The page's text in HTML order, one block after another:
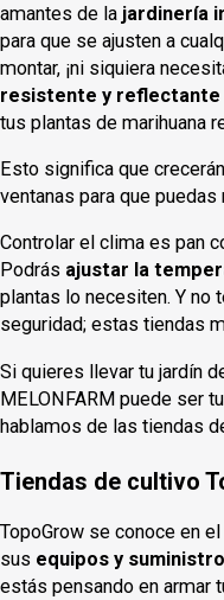
amantes de la jardinería
para que se ajusten a
montar, ¡ni siquiera
resistente y reflectante
tus plantas de marihuana
Esto significa que
ventanas para que
Controlar el clima es pan
Podrás ajustar la
plantas lo necesiten. Y no
seguridad; estas tiendas
Si quieres llevar tu jardín
MELONFARM puede ser
hablamos de las tiendas
Tiendas de cultivo
TopoGrow se conoce en
sus equipos y
estás pensando en armar